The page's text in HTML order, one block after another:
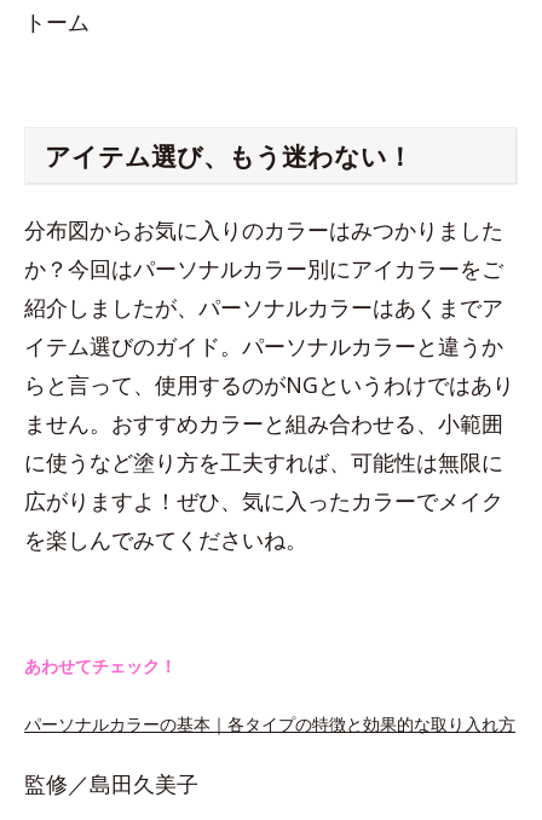
トーム
アイテム選び、もう迷わない！
分布図からお気に入りのカラーはみつかりました
か？今回はパーソナルカラー別にアイカラーをご
紹介しましたが、パーソナルカラーはあくまでア
イテム選びのガイド。パーソナルカラーと違うか
らと言って、使用するのがNGというわけではあり
ません。おすすめカラーと組み合わせる、小範囲
に使うなど塗り方を工夫すれば、可能性は無限に
広がりますよ！ぜひ、気に入ったカラーでメイク
を楽しんでみてくださいね。
あわせてチェック！
パーソナルカラーの基本｜各タイプの特徴と効果的な取り入れ方
監修／島田久美子